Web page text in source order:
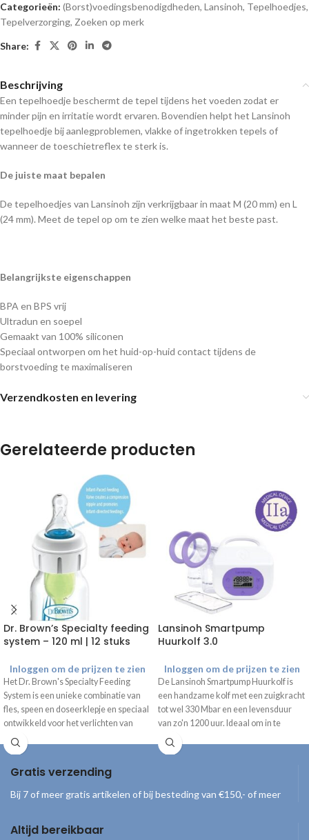
Categorieën: (Borst)voedingsbenodigdheden, Lansinoh, Tepelhoedjes,
Tepelverzorging, Zoeken op merk
Share:
Beschrijving
Een tepelhoedje beschermt de tepel tijdens het voeden zodat er
minder pijn en irritatie wordt ervaren. Bovendien helpt het Lansinoh
tepelhoedje bij aanlegproblemen, vlakke of ingetrokken tepels of
wanneer de toeschietreflex te sterk is.
De juiste maat bepalen
De tepelhoedjes van Lansinoh zijn verkrijgbaar in maat M (20 mm) en L
(24 mm). Meet de tepel op om te zien welke maat het beste past.
Belangrijkste eigenschappen
BPA en BPS vrij
Ultradun en soepel
Gemaakt van 100% siliconen
Speciaal ontworpen om het huid-op-huid contact tijdens de
borstvoeding te maximaliseren
Verzendkosten en levering
Gerelateerde producten
Dr. Brown’s Specialty feeding
system – 120 ml | 12 stuks
Inloggen om de prijzen te zien
Het Dr. Brown's Specialty Feeding
System is een unieke combinatie van
fles, speen en doseerklepje en speciaal
ontwikkeld voor het verlichten van
gecompliceerde orale
voedingsproblemen.
De Dr. Brown's Specialty
Feeding Systemen
worden als losse
Inhoud
Lansinoh Smartpump
Huurkolf 3.0
Inloggen om de prijzen te zien
De Lansinoh Smartpump Huurkolf is
een handzame kolf met een zuigkracht
tot wel 330 Mbar en een levensduur
van zo'n 1200 uur. Ideaal om in te
zetten voor de verhuur. 2 jaar garantie
(ingaande op de dag van aankoop).
Gratis verzending
Bij 7 of meer gratis artikelen of bij besteding van €150,- of meer
Altijd bereikbaar